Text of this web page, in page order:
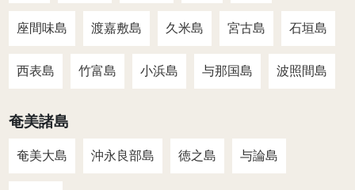
座間味島 渡嘉敷島 久米島 宮古島 石垣島
西表島 竹富島 小浜島 与那国島 波照間島
奄美諸島
奄美大島 沖永良部島 徳之島 与論島